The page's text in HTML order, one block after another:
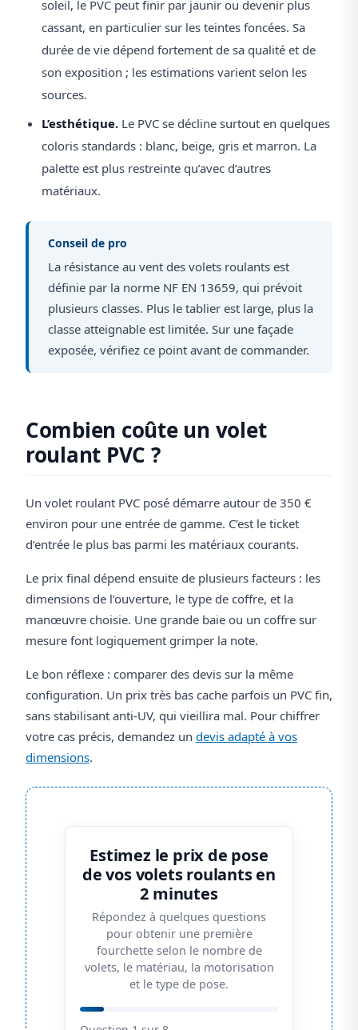
soleil, le PVC peut finir par jaunir ou devenir plus
cassant, en particulier sur les teintes foncées. Sa
durée de vie dépend fortement de sa qualité et de
son exposition ; les estimations varient selon les
sources.
L’esthétique. Le PVC se décline surtout en quelques
coloris standards : blanc, beige, gris et marron. La
palette est plus restreinte qu’avec d’autres
matériaux.
Conseil de pro
La résistance au vent des volets roulants est
définie par la norme NF EN 13659, qui prévoit
plusieurs classes. Plus le tablier est large, plus la
classe atteignable est limitée. Sur une façade
exposée, vérifiez ce point avant de commander.
Combien coûte un volet
roulant PVC ?
Un volet roulant PVC posé démarre autour de 350 €
environ pour une entrée de gamme. C’est le ticket
d’entrée le plus bas parmi les matériaux courants.
Le prix final dépend ensuite de plusieurs facteurs : les
dimensions de l’ouverture, le type de coffre, et la
manœuvre choisie. Une grande baie ou un coffre sur
mesure font logiquement grimper la note.
Le bon réflexe : comparer des devis sur la même
configuration. Un prix très bas cache parfois un PVC fin,
sans stabilisant anti-UV, qui vieillira mal. Pour chiffrer
votre cas précis, demandez un devis adapté à vos
dimensions.
Estimez le prix de pose
de vos volets roulants en
2 minutes
Répondez à quelques questions
pour obtenir une première
fourchette selon le nombre de
volets, le matériau, la motorisation
et le type de pose.